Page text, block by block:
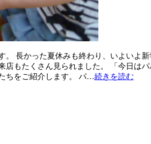
長かった夏休みも終わり、いよいよ
もたくさん見られました。 「今日は
ちをご紹介します。 パ…続きを読む